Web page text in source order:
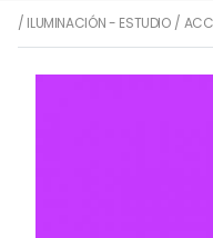
/ ILUMINACIÓN - ESTUDIO/